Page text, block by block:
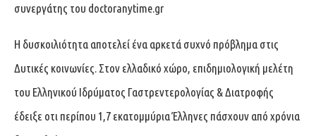
συνεργάτης του doctoranytime.gr
Η δυσκοιλιότητα αποτελεί ένα αρκετά συχνό πρόβλημα στις
Δυτικές κοινωνίες. Στον ελλαδικό χώρο, επιδημιολογική μελέτη
του Ελληνικού Ιδρύματος Γαστρεντερολογίας & Διατροφής
έδειξε οτι περίπου 1,7 εκατομμύρια Έλληνες πάσχουν από χρόνια